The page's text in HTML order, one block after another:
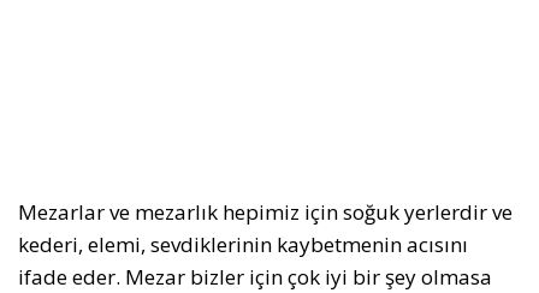
Mezarlar ve mezarlık hepimiz için soğuk yerlerdir ve
kederi, elemi, sevdiklerinin kaybetmenin acısını
ifade eder. Mezar bizler için çok iyi bir şey olmasa